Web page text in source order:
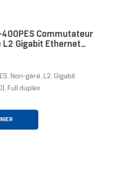
400PES Commutateur
L2 Gigabit Ethernet
Non-géré, L2, Gigabit
Full duplex